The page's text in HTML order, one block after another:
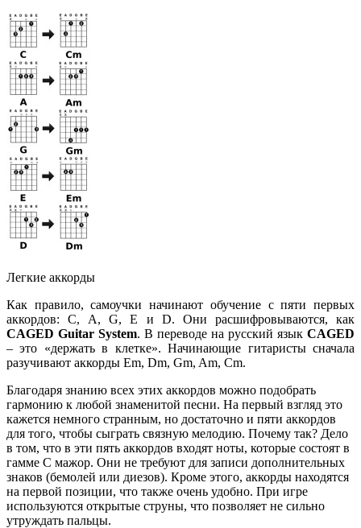
Легкие аккорды
Как правило, самоучки начинают обучение с пяти первых
аккордов: С, А, G, Е и D. Они расшифровываются, как
CAGED Guitar System. В переводе на русский язык CAGED
– это «держать в клетке». Начинающие гитаристы сначала
разучивают аккорды Em, Dm, Gm, Am, Cm.
Благодаря знанию всех этих аккордов можно подобрать
гармонию к любой знаменитой песни. На первый взгляд это
кажется немного странным, но достаточно и пяти аккордов
для того, чтобы сыграть связную мелодию. Почему так? Дело
в том, что в эти пять аккордов входят ноты, которые состоят в
гамме С мажор. Они не требуют для записи дополнительных
знаков (бемолей или диезов). Кроме этого, аккорды находятся
на первой позиции, что также очень удобно. При игре
используются открытые струны, что позволяет не сильно
утруждать пальцы.